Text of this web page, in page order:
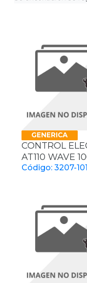
GENERICA
CONTROL
AT110 WAVE
Código: 3207-